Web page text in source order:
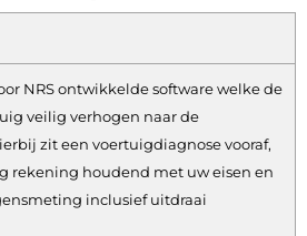
NRS ontwikkelde software welke de
veilig verhogen naar de
zit een voertuigdiagnose vooraf,
rekening houdend met uw eisen en
inclusief uitdraai